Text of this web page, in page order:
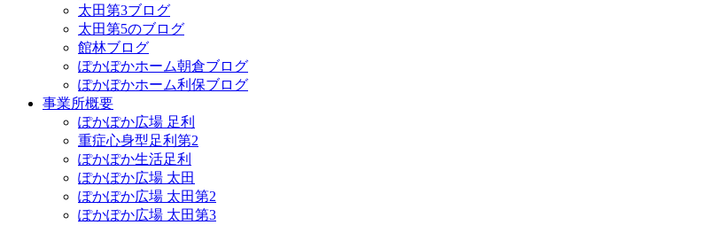
太田第3ブログ
太田第5のブログ
館林ブログ
ぽかぽかホーム朝倉ブログ
ぽかぽかホーム利保ブログ
事業所概要
ぽかぽか広場 足利
重症心身型足利第2
ぽかぽか生活足利
ぽかぽか広場 太田
ぽかぽか広場 太田第2
ぽかぽか広場 太田第3